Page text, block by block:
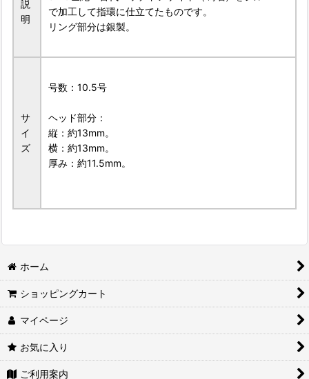
説
明
で加工して指環に仕立てたものです。
リング部分は銀製。
サ
イ
ズ
号数：10.5号
ヘッド部分：
縦：約13mm。
横：約13mm。
厚み：約11.5mm。
ホーム
ショッピングカート
マイページ
お気に入り
ご利用案内